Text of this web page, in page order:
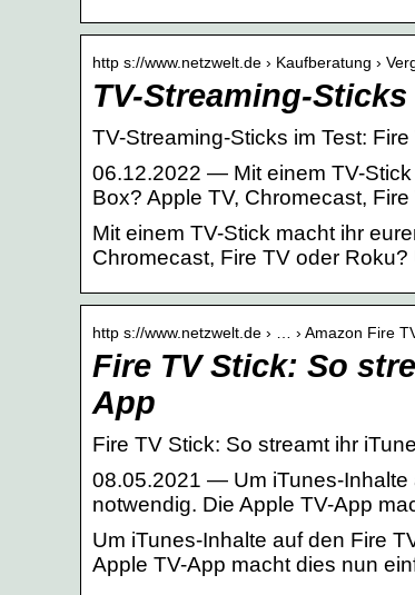
http s://www.netzwelt.de › Kaufberatung ›
TV-Streaming-
TV-Streaming-Sticks im Test:
06.12.2022 — Mit einem TV-
Box? Apple TV, Chromecast,
Mit einem TV-Stick macht ihr
Chromecast, Fire TV oder
http s://www.netzwelt.de › … › Amazon Fire
Fire TV Stick: So
App
Fire TV Stick: So streamt ihr
08.05.2021 — Um iTunes-Inhalte
notwendig. Die Apple TV-App
Um iTunes-Inhalte auf den Fire
Apple TV-App macht dies nun